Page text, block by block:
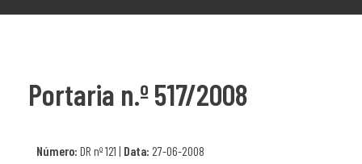
Portaria n.º 517/2008
Número: DR nº 121 | Data: 27-06-2008